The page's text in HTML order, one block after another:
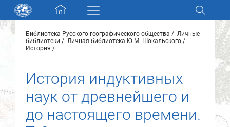
Skip navigation
Разделы и коллекции
Новости
Библиотека Русского географического общества
Личные
библиотеки
Личная библиотека Ю.М. Шокальского
История
История индуктивных
наук от древнейшего и
до настоящего времени.